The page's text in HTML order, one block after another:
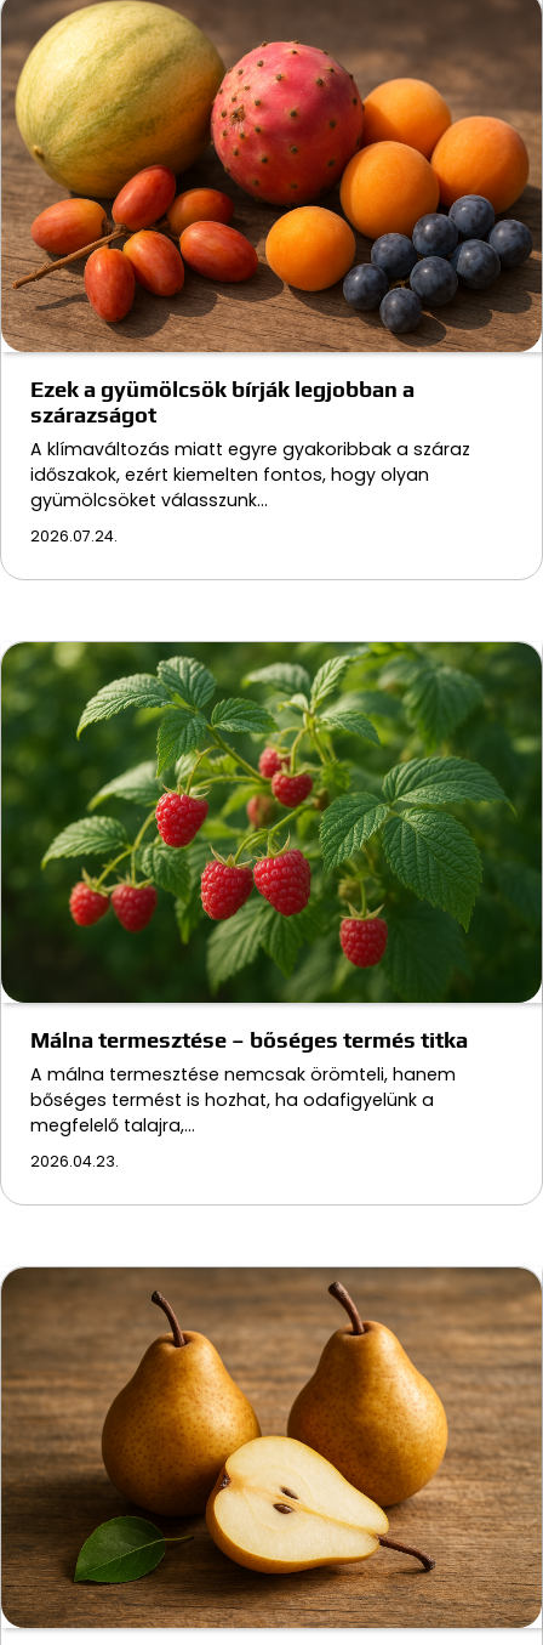
Ezek a gyümölcsök bírják legjobban a
szárazságot
A klímaváltozás miatt egyre gyakoribbak a száraz
időszakok, ezért kiemelten fontos, hogy olyan
gyümölcsöket válasszunk…
2026.07.24.
Málna termesztése – bőséges termés titka
A málna termesztése nemcsak örömteli, hanem
bőséges termést is hozhat, ha odafigyelünk a
megfelelő talajra,…
2026.04.23.